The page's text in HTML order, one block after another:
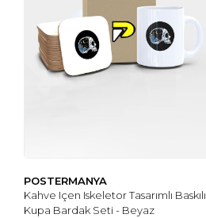
POSTERMANYA
Kahve Içen Iskeletor Tasarımlı Baskılı
Kupa Bardak Seti - Beyaz